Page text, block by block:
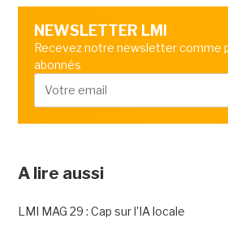
NEWSLETTER LMI
Recevez notre newsletter comme
abonnés
A lire aussi
LMI MAG 29 : Cap sur l'IA locale